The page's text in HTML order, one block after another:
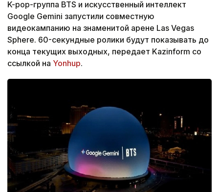
K-pop-группа BTS и искусственный интеллект
Google Gemini запустили совместную
видеокампанию на знаменитой арене Las Vegas
Sphere. 60-секундные ролики будут показывать до
конца текущих выходных, передает Kazinform со
ссылкой на Yonhup.